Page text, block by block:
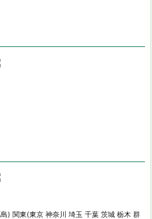
) 関東(東京 神奈川 埼玉 千葉 茨城 栃木 群